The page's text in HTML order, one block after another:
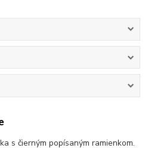
s čierným popísaným ramienkom.